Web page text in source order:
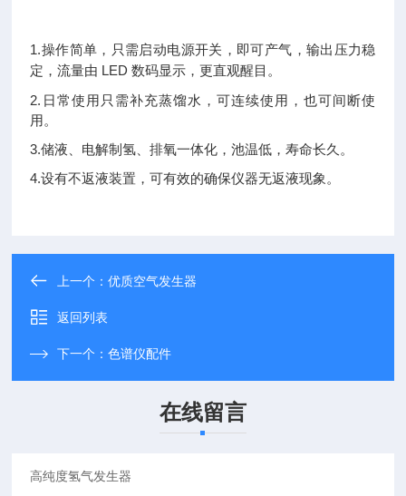
1.操作简单，只需启动电源开关，即可产气，输出压力稳
定，流量由 LED 数码显示，更直观醒目。
2.日常使用只需补充蒸馏水，可连续使用，也可间断使
用。
3.储液、电解制氢、排氧一体化，池温低，寿命长久。
4.设有不返液装置，可有效的确保仪器无返液现象。
上一个：优质空气发生器
返回列表
下一个：色谱仪配件
在线留言